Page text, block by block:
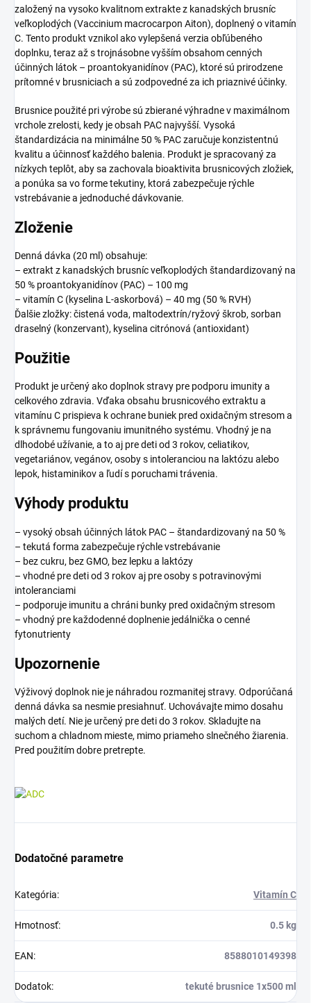
založený na vysoko kvalitnom extrakte z kanadských brusníc
veľkoplodých (Vaccinium macrocarpon Aiton), doplnený o vitamín
C. Tento produkt vznikol ako vylepšená verzia obľúbeného
doplnku, teraz až s trojnásobne vyšším obsahom cenných
účinných látok – proantokyanidínov (PAC), ktoré sú prirodzene
prítomné v brusniciach a sú zodpovedné za ich priaznivé účinky.
Brusnice použité pri výrobe sú zbierané výhradne v maximálnom
vrchole zrelosti, kedy je obsah PAC najvyšší. Vysoká
štandardizácia na minimálne 50 % PAC zaručuje konzistentnú
kvalitu a účinnosť každého balenia. Produkt je spracovaný za
nízkych teplôt, aby sa zachovala bioaktivita brusnicových zložiek,
a ponúka sa vo forme tekutiny, ktorá zabezpečuje rýchle
vstrebávanie a jednoduché dávkovanie.
Zloženie
Denná dávka (20 ml) obsahuje:
– extrakt z kanadských brusníc veľkoplodých štandardizovaný na
50 % proantokyanidínov (PAC) – 100 mg
– vitamín C (kyselina L-askorbová) – 40 mg (50 % RVH)
Ďalšie zložky: čistená voda, maltodextrín/ryžový škrob, sorban
draselný (konzervant), kyselina citrónová (antioxidant)
Použitie
Produkt je určený ako doplnok stravy pre podporu imunity a
celkového zdravia. Vďaka obsahu brusnicového extraktu a
vitamínu C prispieva k ochrane buniek pred oxidačným stresom a
k správnemu fungovaniu imunitného systému. Vhodný je na
dlhodobé užívanie, a to aj pre deti od 3 rokov, celiatikov,
vegetariánov, vegánov, osoby s intoleranciou na laktózu alebo
lepok, histaminikov a ľudí s poruchami trávenia.
Výhody produktu
– vysoký obsah účinných látok PAC – štandardizovaný na 50 %
– tekutá forma zabezpečuje rýchle vstrebávanie
– bez cukru, bez GMO, bez lepku a laktózy
– vhodné pre deti od 3 rokov aj pre osoby s potravinovými
intoleranciami
– podporuje imunitu a chráni bunky pred oxidačným stresom
– vhodný pre každodenné doplnenie jedálnička o cenné
fytonutrienty
Upozornenie
Výživový doplnok nie je náhradou rozmanitej stravy. Odporúčaná
denná dávka sa nesmie presiahnuť. Uchovávajte mimo dosahu
malých detí. Nie je určený pre deti do 3 rokov. Skladujte na
suchom a chladnom mieste, mimo priameho slnečného žiarenia.
Pred použitím dobre pretrepte.
Dodatočné parametre
Kategória: Vitamín C
Hmotnosť: 0.5 kg
EAN: 8588010149398
Dodatok: tekuté brusnice 1x500 ml